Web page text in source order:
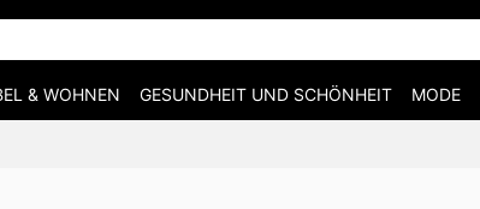
& WOHNEN GESUNDHEIT UND SCHÖNHEIT MODE